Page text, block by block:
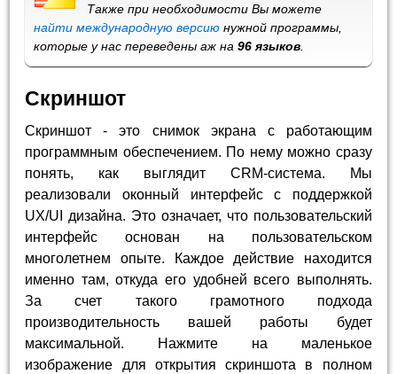
Также при необходимости Вы можете
найти международную версию нужной программы,
которые у нас переведены аж на96 языков
Скриншот
Скриншот - это снимок экрана с работающим
программным обеспечением. По нему можно сразу
понять, как выглядит CRM-система. Мы
реализовали оконный интерфейс с поддержкой
UX/UI дизайна. Это означает, что пользовательский
интерфейс основан на пользовательском
многолетнем опыте. Каждое действие находится
именно там, откуда его удобней всего выполнять.
За счет такого грамотного подхода
производительность вашей работы будет
максимальной. Нажмите на маленькое
изображение для открытия скриншота в полном